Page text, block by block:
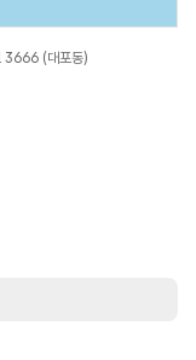
3666 (대포동)